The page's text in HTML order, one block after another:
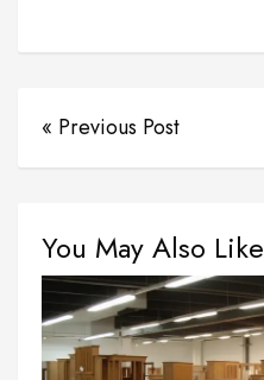
« Previous Post
You May Also Like